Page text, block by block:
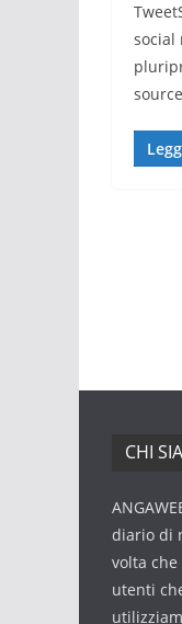
social
source
CHI
diario di
volta
utenti